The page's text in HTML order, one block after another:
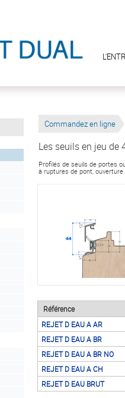
Commandez en ligne
Les seuils en jeu de
Profilés de seuils de portes
à ruptures de pont,
Référence
REJET D EAU A AR
REJET D EAU A BR
REJET D EAU A BR NO
REJET D EAU A CH
REJET D EAU BRUT